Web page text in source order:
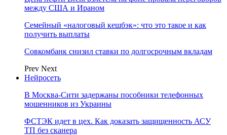
между США и Ираном
Семейный «налоговый кешбэк»: что это такое и как
получить выплаты
Совкомбанк снизил ставки по долгосрочным вкладам
Prev Next
Нейросеть
В Москва-Сити задержаны пособники телефонных
мошенников из Украины
ФСТЭК идет в цех. Как доказать защищенность АСУ
ТП без сканера